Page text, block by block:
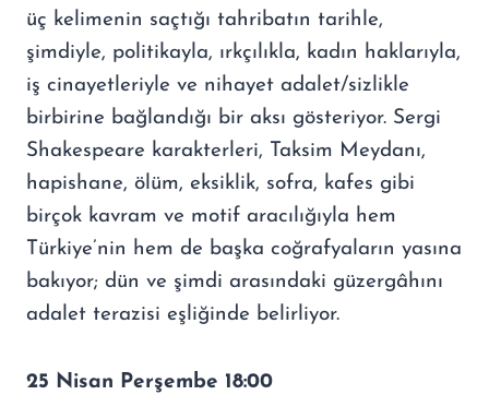
üç kelimenin saçtığı tahribatın tarihle,
şimdiyle, politikayla, ırkçılıkla, kadın haklarıyla,
iş cinayetleriyle ve nihayet adalet/sizlikle
birbirine bağlandığı bir aksı gösteriyor. Sergi
Shakespeare karakterleri, Taksim Meydanı,
hapishane, ölüm, eksiklik, sofra, kafes gibi
birçok kavram ve motif aracılığıyla hem
Türkiye’nin hem de başka coğrafyaların yasına
bakıyor; dün ve şimdi arasındaki güzergâhını
adalet terazisi eşliğinde belirliyor.
25 Nisan Perşembe 18:00